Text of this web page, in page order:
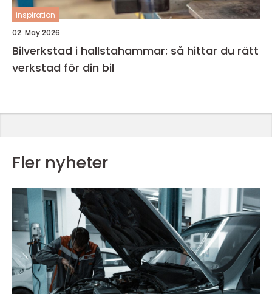
inspiration
02. May 2026
Bilverkstad i hallstahammar: så hittar du rätt
verkstad för din bil
Fler nyheter